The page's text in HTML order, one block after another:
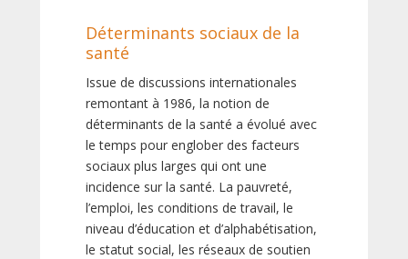
Déterminants sociaux de la
santé
Issue de discussions internationales
remontant à 1986, la notion de
déterminants de la santé a évolué avec
le temps pour englober des facteurs
sociaux plus larges qui ont une
incidence sur la santé. La pauvreté,
l’emploi, les conditions de travail, le
niveau d’éducation et d’alphabétisation,
le statut social, les réseaux de soutien